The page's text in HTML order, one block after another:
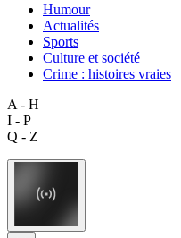
Humour
Actualités
Sports
Culture et société
Crime : histoires vraies
A - H
I - P
Q - Z